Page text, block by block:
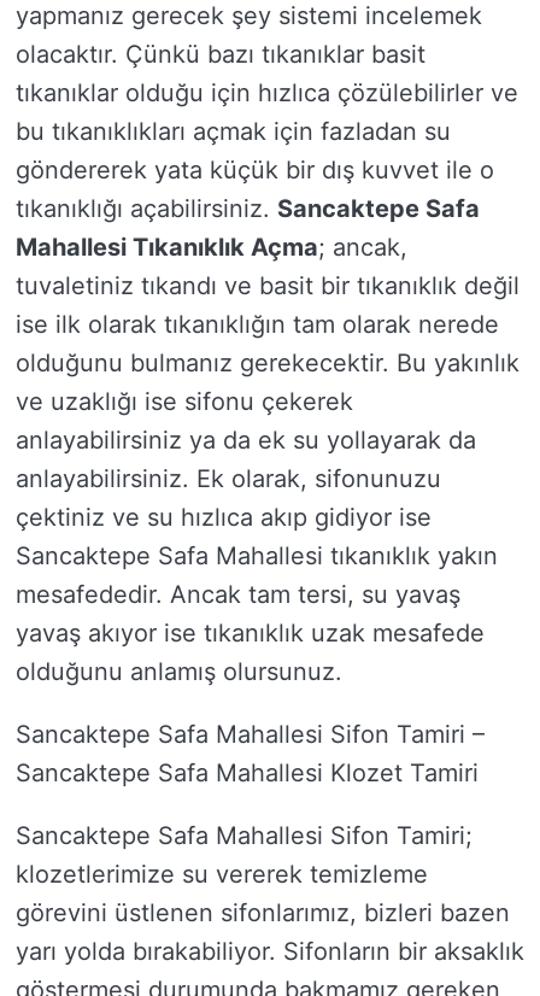
yapmanız gerecek şey sistemi incelemek
olacaktır. Çünkü bazı tıkanıklar basit
tıkanıklar olduğu için hızlıca çözülebilirler ve
bu tıkanıklıkları açmak için fazladan su
göndererek yata küçük bir dış kuvvet ile o
tıkanıklığı açabilirsiniz. Sancaktepe Safa
Mahallesi Tıkanıklık Açma; ancak,
tuvaletiniz tıkandı ve basit bir tıkanıklık değil
ise ilk olarak tıkanıklığın tam olarak nerede
olduğunu bulmanız gerekecektir. Bu yakınlık
ve uzaklığı ise sifonu çekerek
anlayabilirsiniz ya da ek su yollayarak da
anlayabilirsiniz. Ek olarak, sifonunuzu
çektiniz ve su hızlıca akıp gidiyor ise
Sancaktepe Safa Mahallesi tıkanıklık yakın
mesafededir. Ancak tam tersi, su yavaş
yavaş akıyor ise tıkanıklık uzak mesafede
olduğunu anlamış olursunuz.
Sancaktepe Safa Mahallesi Sifon Tamiri –
Sancaktepe Safa Mahallesi Klozet Tamiri
Sancaktepe Safa Mahallesi Sifon Tamiri;
klozetlerimize su vererek temizleme
görevini üstlenen sifonlarımız, bizleri bazen
yarı yolda bırakabiliyor. Sifonların bir aksaklık
göstermesi durumunda bakmamız gereken